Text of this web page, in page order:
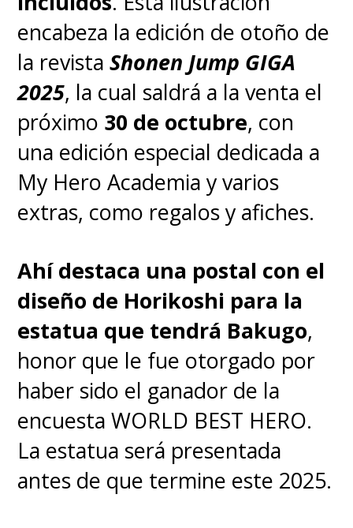
"De cierta manera, estamos
saldando una deuda con uno
de los dibujantes más
importantes y talentosos
nacidos en nuestro país, pero
también uno de los más
desconocidos", aseveró el
editor.
Fundamental en todo este
trabajo fue el contacto con
David Roach
encabeza la edición de otoño de
la revistaShonen Jump GIGA
2025, la cual saldrá a la venta el
próximo 30 de octubre, con
una edición especial dedicada a
My Hero Academia y varios
extras, como regalos y afiches.
Ahí destaca una postal con el
diseño de Horikoshi para la
estatua que tendrá Bakugo,
honor que le fue otorgado por
haber sido el ganador de la
encuesta WORLD BEST HERO.
La estatua será presentada
antes de que termine este 2025.